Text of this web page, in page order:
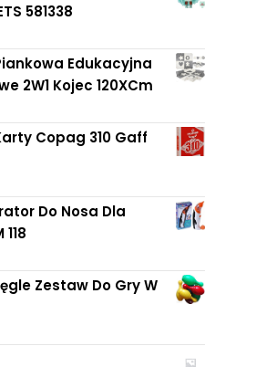
581338
Edukacyjna
2W1 Kojec 120XCm
Copag 310 Gaff
Do Nosa Dla
Zestaw Do Gry W